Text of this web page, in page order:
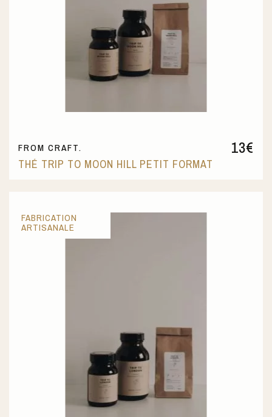
13€
FROM CRAFT.
THÉ TRIP TO MOON HILL PETIT FORMAT
FABRICATION
ARTISANALE